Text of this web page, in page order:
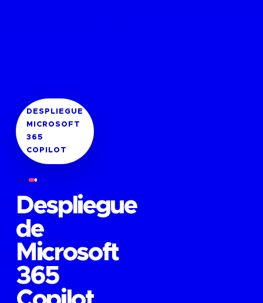
DESPLIEGUE
MICROSOFT
365
COPILOT
Despliegue
de
Microsoft
365